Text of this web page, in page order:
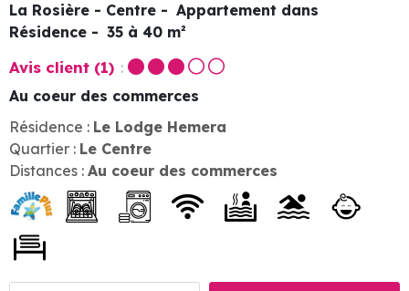
La Rosière - Centre
Appartement dans
Résidence
35 à 40 m²
Avis client (1)
Résidence : Le Lodge Hemera
Quartier : Le Centre
Distances : Au coeur des commerces
Au coeur des commerces